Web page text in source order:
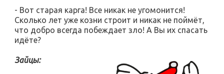
- Вот старая карга! Все никак не угомонится!
Сколько лет уже козни строит и никак не поймёт,
что добро всегда побеждает зло! А Вы их спасать
идёте?
Зайцы: